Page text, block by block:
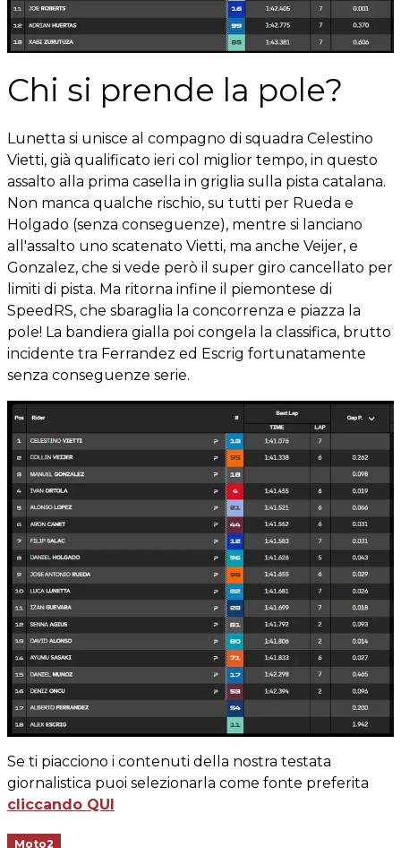
Chi si prende la pole?
Lunetta si unisce al compagno di squadra Celestino
Vietti, già qualificato ieri col miglior tempo, in questo
assalto alla prima casella in griglia sulla pista catalana.
Non manca qualche rischio, su tutti per Rueda e
Holgado (senza conseguenze), mentre si lanciano
all'assalto uno scatenato Vietti, ma anche Veijer, e
Gonzalez, che si vede però il super giro cancellato per
limiti di pista. Ma ritorna infine il piemontese di
SpeedRS, che sbaraglia la concorrenza e piazza la
pole! La bandiera gialla poi congela la classifica, brutto
incidente tra Ferrandez ed Escrig fortunatamente
senza conseguenze serie.
Se ti piacciono i contenuti della nostra testata
giornalistica puoi selezionarla come fonte preferita
cliccando QUI
Moto2